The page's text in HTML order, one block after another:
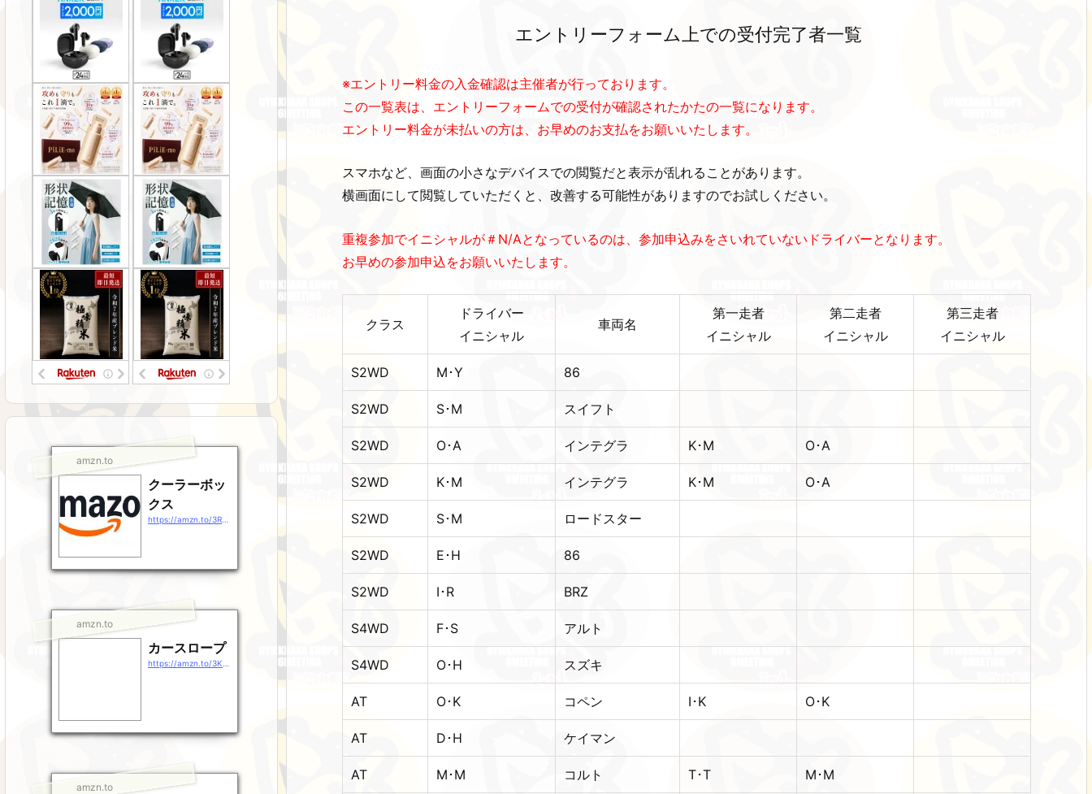
エントリーフォーム上での受付完了者一覧
※エントリー料金の入金確認は主催者が行っております。
この一覧表は、エントリーフォームでの受付が確認されたかたの一覧になります。
エントリー料金が未払いの方は、お早めのお支払をお願いいたします。
スマホなど、画面の小さなデバイスでの閲覧だと表示が乱れることがあります。
横画面にして閲覧していただくと、改善する可能性がありますのでお試しください。
重複参加でイニシャルが＃N/Aとなっているのは、参加申込みをさいれていないドライバーとなります。
お早めの参加申込をお願いいたします。
クラス
ドライバー
イニシャル
車両名
第一走者
イニシャル
第二走者
イニシャル
第三走者
イニシャル
S2WD M･Y 86
S2WD S･M スイフト
S2WD O･A インテグラ K･M O･A
S2WD K･M インテグラ K･M O･A
S2WD S･M ロードスター
S2WD E･H 86
S2WD I･R BRZ
S4WD F･S アルト
S4WD O･H スズキ
AT O･K コペン I･K O･K
AT D･H ケイマン
AT M･M コルト T･T M･M
amzn.to
クーラーボッ
クス
amzn.to
カースロープ
amzn.to